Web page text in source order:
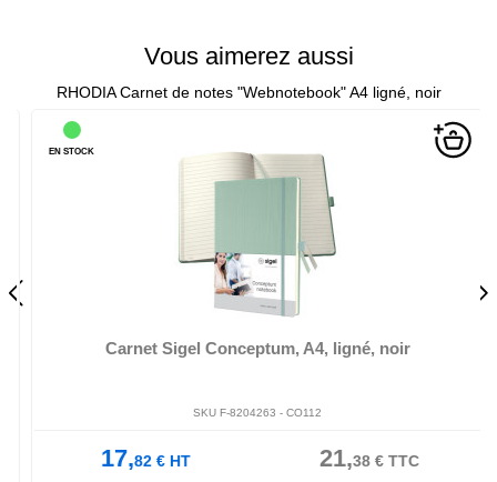
Vous aimerez aussi
RHODIA Carnet de notes "Webnotebook" A4 ligné, noir
Carnet Sigel Conceptum, A4, ligné, noir
SKU F-8204263 - CO112
17,82€HT 21,38€ TTC
EN STOCK